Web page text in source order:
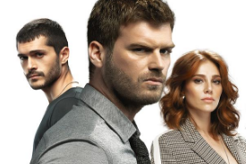
Рецензии
О нас
Авторы